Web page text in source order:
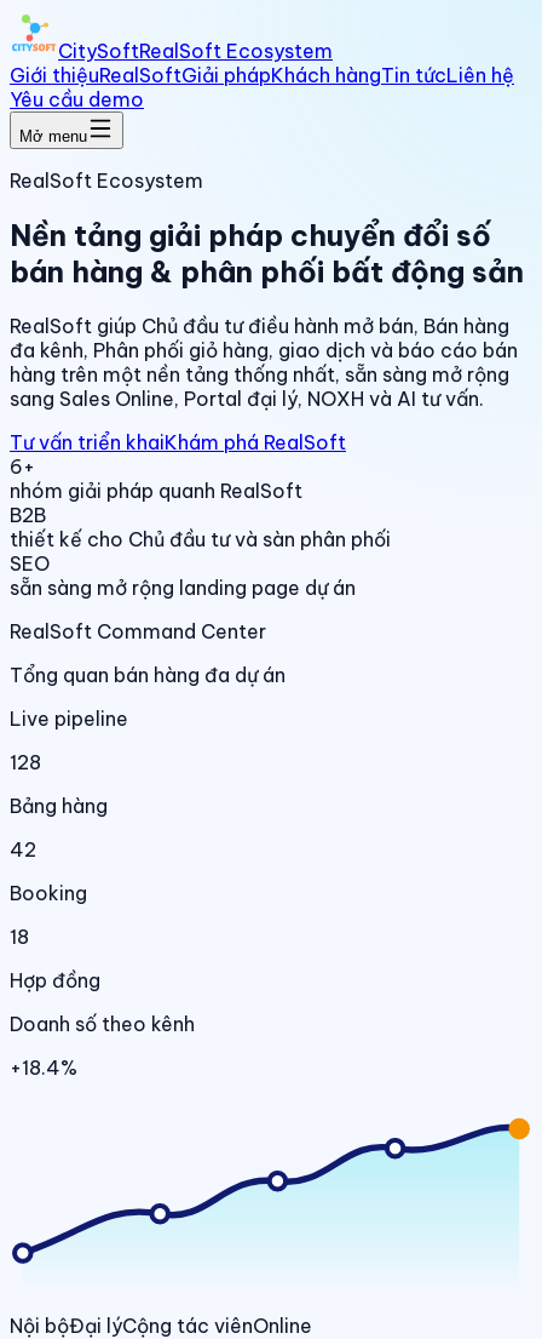
CitySoftRealSoft Ecosystem
Giới thiệuRealSoftGiải phápKhách hàngTin tứcLiên hệ
Yêu cầu demo
Mở menu
RealSoft Ecosystem
Nền tảng giải pháp chuyển đổi số
bán hàng & phân phối bất động sản
RealSoft giúp Chủ đầu tư điều hành mở bán, Bán hàng
đa kênh, Phân phối giỏ hàng, giao dịch và báo cáo bán
hàng trên một nền tảng thống nhất, sẵn sàng mở rộng
sang Sales Online, Portal đại lý, NOXH và AI tư vấn.
Tư vấn triển khaiKhám phá RealSoft
6+
nhóm giải pháp quanh RealSoft
B2B
thiết kế cho Chủ đầu tư và sàn phân phối
SEO
sẵn sàng mở rộng landing page dự án
RealSoft Command Center
Tổng quan bán hàng đa dự án
Live pipeline
128
Bảng hàng
42
Booking
18
Hợp đồng
Doanh số theo kênh
+18.4%
Nội bộĐại lýCộng tác viênOnline